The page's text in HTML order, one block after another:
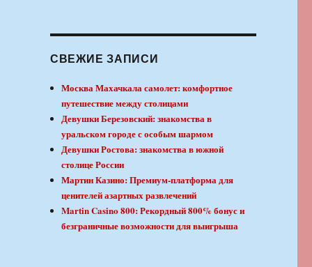
СВЕЖИЕ ЗАПИСИ
Москва Махачкала самолет: комфортное
путешествие между столицами
Девушки Березовский: знакомства в
уральском городе с особым шармом
Девушки Ростова: знакомства в южной
столице России
Мартин Казино: Премиум-платформа для
ценителей азартных развлечений
Martin Casino 800: Рекордный 800% бонус и
безграничные возможности для выигрыша